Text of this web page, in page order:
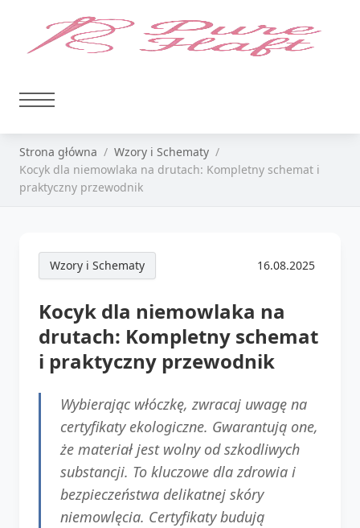
Strona główna
Wzory i Schematy
Kocyk dla niemowlaka na drutach: Kompletny schemat i
praktyczny przewodnik
Wzory i Schematy 16.08.2025
Kocyk dla niemowlaka na
drutach: Kompletny schemat
i praktyczny przewodnik
Wybierając włóczkę, zwracaj uwagę na
certyfikaty ekologiczne. Gwarantują one,
że materiał jest wolny od szkodliwych
substancji. To kluczowe dla zdrowia i
bezpieczeństwa delikatnej skóry
niemowlęcia. Certyfikaty budują